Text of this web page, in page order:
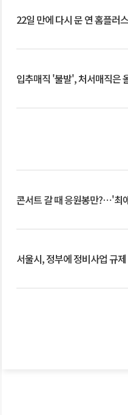
22일 만에 다시 문 연 홈플러
입추매직 '불발', 처서매직은
콘서트 갈 때 응원봉만?⋯'최
서울시, 정부에 정비사업 규